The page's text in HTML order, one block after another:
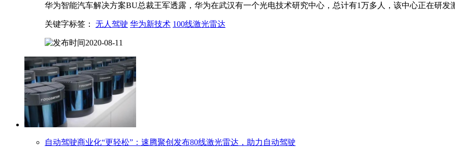
华为智能汽车解决方案BU总裁王军透露，华为在武汉有一个光电技术研究中心，总计有1万多人，该中心正在研发
关键字标签： 无人驾驶 华为新技术 100线激光雷达
2020-08-11
自动驾驶商业化“更轻松”：速腾聚创发布80线激光雷达 ，助力自动驾驶